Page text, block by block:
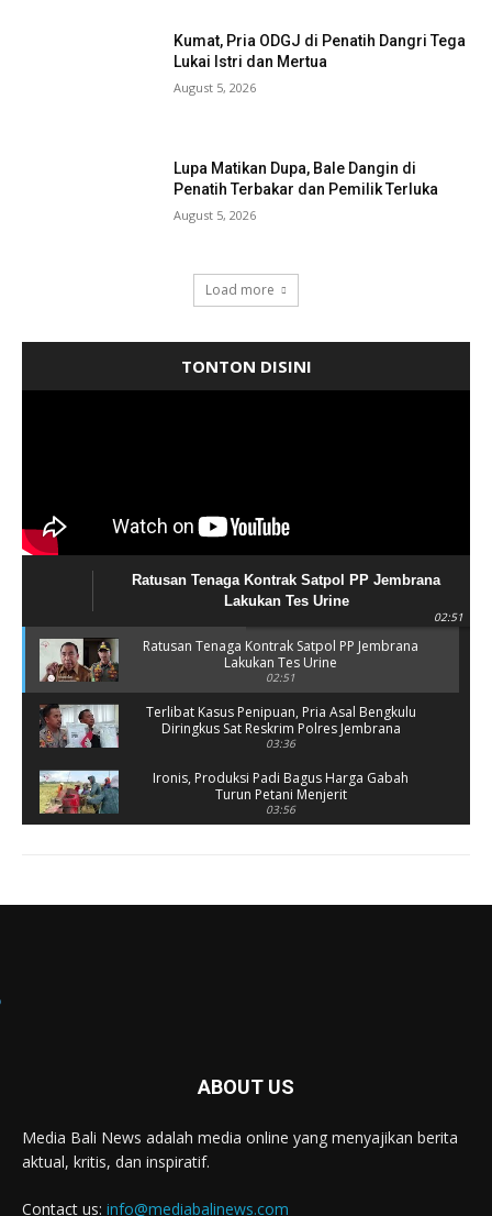
Kumat, Pria ODGJ di Penatih Dangri Tega
Lukai Istri dan Mertua
August 5, 2026
Lupa Matikan Dupa, Bale Dangin di
Penatih Terbakar dan Pemilik Terluka
August 5, 2026
Load more
TONTON DISINI
Ratusan Tenaga Kontrak Satpol PP Jembrana
Lakukan Tes Urine
02:51
Ratusan Tenaga Kontrak Satpol PP Jembrana
Lakukan Tes Urine
02:51
Terlibat Kasus Penipuan, Pria Asal Bengkulu
Diringkus Sat Reskrim Polres Jembrana
03:36
Ironis, Produksi Padi Bagus Harga Gabah
Turun Petani Menjerit
03:56
Polres Jembrana Bekuk Pelaku Pencurian
03:07
Diduga OC, Mobil Hantam Pos Polisi di Melaya
ABOUT US
Media Bali News adalah media online yang menyajikan berita
aktual, kritis, dan inspiratif.
Contact us: info@mediabalinews.com